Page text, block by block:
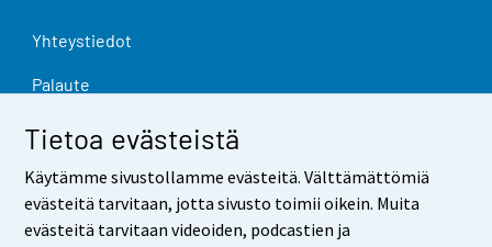
Tietoa evästeistä
Käytämme sivustollamme evästeitä. Välttämättömiä
evästeitä tarvitaan, jotta sivusto toimii oikein. Muita
evästeitä tarvitaan videoiden, podcastien ja
Yhteystiedot
Palaute
Käyttöehdot
Tietosuoja
Saavutettavuus